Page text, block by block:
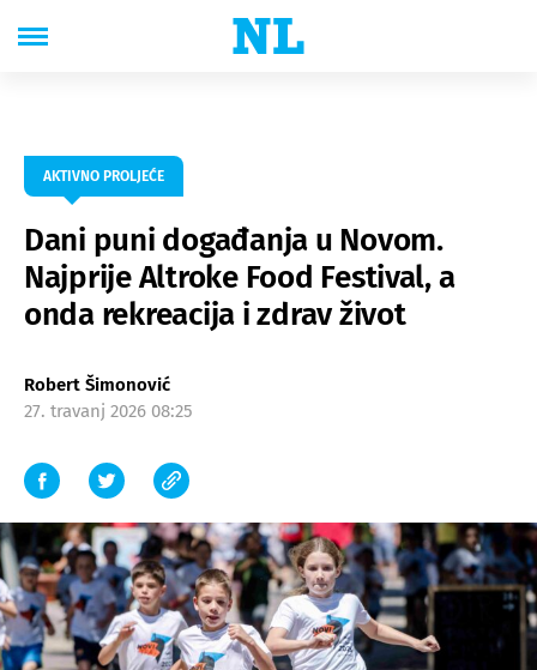
AKTIVNO PROLJEĆE
Dani puni događanja u Novom.
Najprije Altroke Food Festival, a
onda rekreacija i zdrav život
Robert Šimonović
27. travanj 2026 08:25